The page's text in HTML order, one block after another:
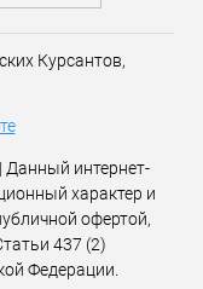
Курсантов,
интернет-
характер и
офертой,
437 (2)
Федерации.